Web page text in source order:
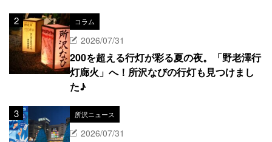
コラム
2026/07/31
200を超える行灯が彩る夏の夜。「野老澤行
灯廊火」へ！所沢なびの行灯も見つけまし
た♪
所沢ニュース
2026/07/31